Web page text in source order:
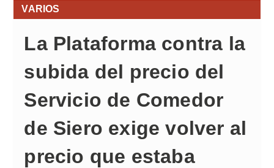
VARIOS
La Plataforma contra la
subida del precio del
Servicio de Comedor
de Siero exige volver al
precio que estaba